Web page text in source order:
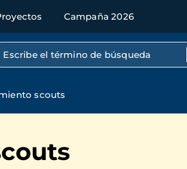
Campaña 2026
Búsqueda por texto completo
scouts